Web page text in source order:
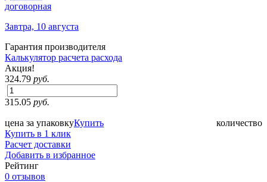
договорная
Завтра, 10 августа
Гарантия производителя
Калькулятор расчета расхода
Акция!
324.79 руб.
315.05 руб.
цена за упаковку количество
Купить
Купить в 1 клик
Расчет доставки
Добавить в избранное
Рейтинг
0 отзывов